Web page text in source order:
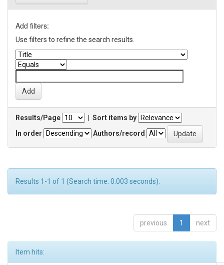
Add filters:
Use filters to refine the search results.
Results/Page
Sort items by
In order
Authors/record
Results 1-1 of 1 (Search time: 0.003 seconds).
previous 1 next
Item hits: